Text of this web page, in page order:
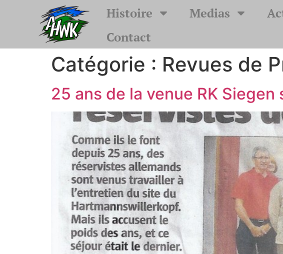
Histoire Medias
Contact
Catégorie : Revues de
25 ans de la venue RK